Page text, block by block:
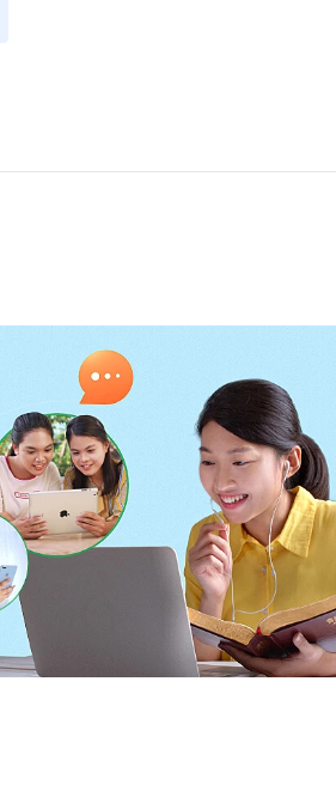
是真正的你。你没有资格追求真
性的生活，一方面也主导着人看
白的都交通出来，让新人得些益
了。就像跟王璐在一起聚会，看
璐交通的有缺少想补充一下也张
时刻就不听使唤了。今天教会给
自己却受自卑情绪的捆绑，想交
我意识到如果自己一直活在这种
神祷告：“神哪，我活在自卑情绪
和一个姊妹敞开聊情形，姊妹给
让你要注重脸面光彩，让你活得
反面的引导？能不能带你走向真
人做诚实人，当你有了过犯，做了
’有没有冲突？